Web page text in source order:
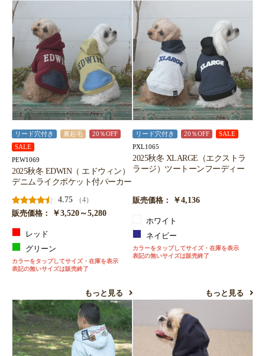
リード穴付き 裏起毛
20％OFF
SALE
PEW1069
2025秋冬 EDWIN（ エドウィン）
デニムライクポケット付パーカー
4.75
（4）
販売価格：
￥3,520～5,280
レッド
グリーン
カラーをタップしてサイズ・在庫を表示
表記の無いサイズは販売終了
もっと見る
リード穴付き 20％OFF SALE
PXL1065
2025秋冬 XLARGE（エクストラ
ラージ）ツートーンフーディー
販売価格： ￥4,136
ホワイト
ネイビー
カラーをタップしてサイズ・在庫を表示
表記の無いサイズは販売終了
もっと見る